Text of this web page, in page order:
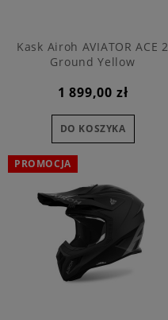
Kask Airoh AVIATOR ACE 2
Ground Yellow
1 899,00 zł
DO KOSZYKA
PROMOCJA